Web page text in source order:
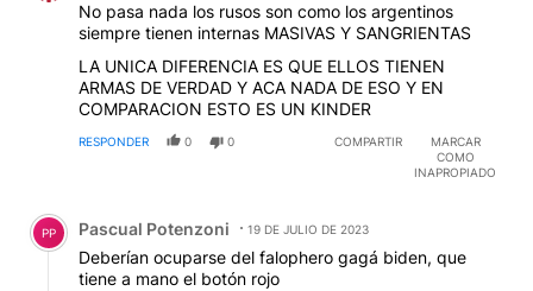
No pasa nada los rusos son como los argentinos
siempre tienen internas MASIVAS Y SANGRIENTAS
LA UNICA DIFERENCIA ES QUE ELLOS TIENEN
ARMAS DE VERDAD Y ACA NADA DE ESO Y EN
COMPARACION ESTO ES UN KINDER
RESPONDER 0 0 COMPARTIR
MARCAR
COMO
INAPROPIADO
Comentario de Pascual Potenzoni.
PP Pascual Potenzoni 19 DE JULIO DE 2023
Deberían ocuparse del falophero gagá biden, que
tiene a mano el botón rojo